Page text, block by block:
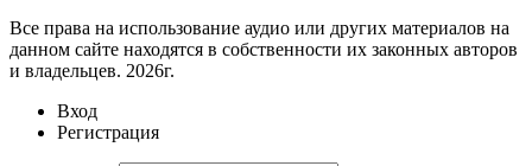
Все права на использование аудио или других материалов на
данном сайте находятся в собственности их законных авторов
и владельцев. 2026г.
Вход
Регистрация